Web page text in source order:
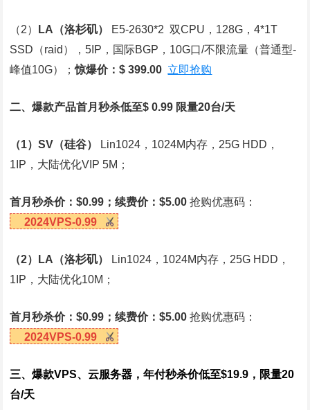
（2） LA （洛杉矶）
E5-2630*2 双CPU，128G，4*1T
SSD（raid），5IP，国际BGP，10G口/不限流量（普通型-
峰值10G）；惊爆价：$ 399.00 立即抢购
二、爆款产品首月秒杀低至$ 0.99 限量20台/天
（1）SV（硅谷）
Lin1024，1024M内存，25G HDD，
1IP，大陆优化VIP 5M；
首月秒杀价：$0.99；续费价：$5.00 抢购优惠码：
2024VPS-0.99
（2）LA（洛杉矶）
Lin1024，1024M内存，25G HDD，
1IP，大陆优化10M；
首月秒杀价：$0.99；续费价：$5.00 抢购优惠码：
2024VPS-0.99
三、爆款VPS、云服务器，年付秒杀价低至$19.9，限量20
台/天